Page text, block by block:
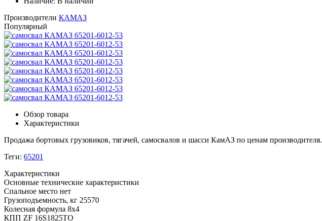
Производители КАМАЗ
Популярный
Обзор товара
Характеристики
Продажа бортовых грузовиков, тягачей, самосвалов и шасси КамАЗ по ценам производителя.
Теги: 65201
Характеристики
Основные технические характеристики
Спальное место нет
Грузоподъемность, кг 25570
Колесная формула 8х4
КПП ZF 16S1825TO